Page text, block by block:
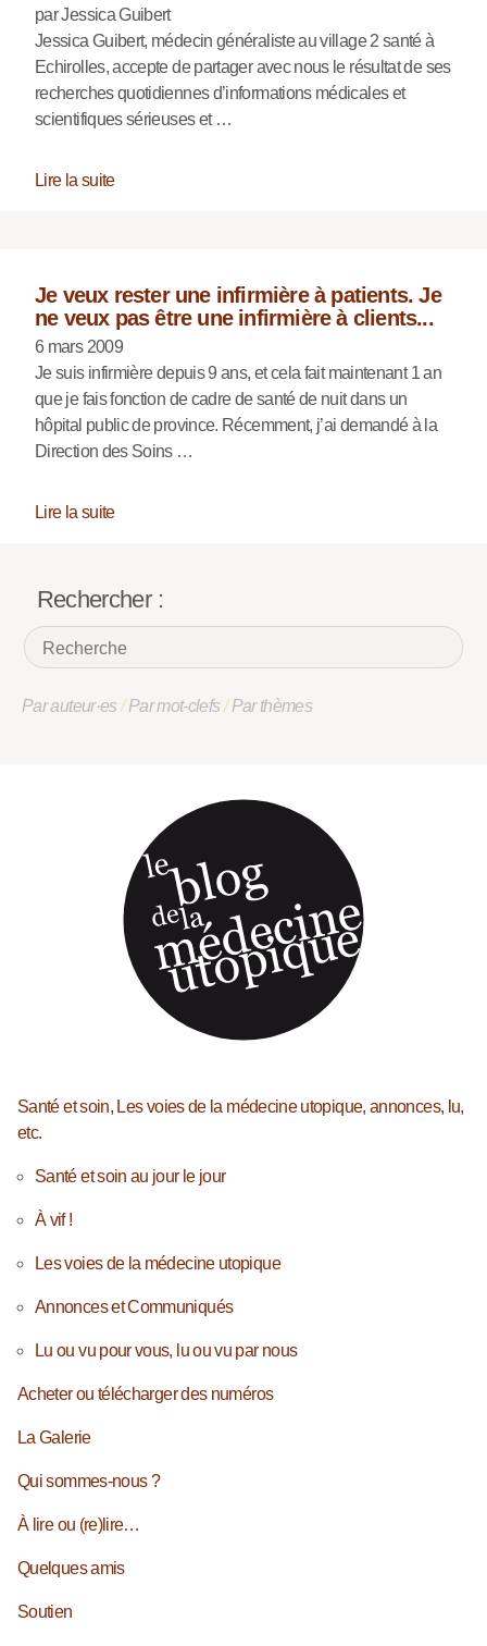
par Jessica Guibert
Jessica Guibert, médecin généraliste au village 2 santé à
Echirolles, accepte de partager avec nous le résultat de ses
recherches quotidiennes d’informations médicales et
scientifiques sérieuses et …
Lire la suite
Je veux rester une infirmière à patients. Je
ne veux pas être une infirmière à clients...
6 mars 2009
Je suis infirmière depuis 9 ans, et cela fait maintenant 1 an
que je fais fonction de cadre de santé de nuit dans un
hôpital public de province. Récemment, j’ai demandé à la
Direction des Soins …
Lire la suite
Rechercher :
Par auteur·es/Par mot-clefs/Par thèmes
Santé et soin, Les voies de la médecine utopique, annonces, lu,
etc.
Santé et soin au jour le jour
À vif !
Les voies de la médecine utopique
Annonces et Communiqués
Lu ou vu pour vous, lu ou vu par nous
Acheter ou télécharger des numéros
La Galerie
Qui sommes-nous ?
À lire ou (re)lire…
Quelques amis
Soutien